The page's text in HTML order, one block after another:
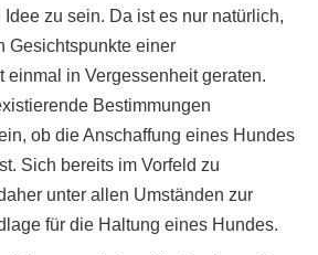
zu sein. Da ist es nur natürlich,
Gesichtspunkte einer
einmal in Vergessenheit geraten.
Bestimmungen
ob die Anschaffung eines Hundes
Sich bereits im Vorfeld zu
unter allen Umständen zur
für die Haltung eines Hundes.